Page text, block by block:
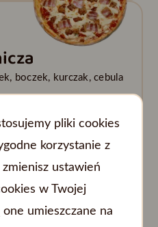
boczek, kurczak, cebula
pliki cookies
korzystanie z
ustawień
w Twojej
umieszczane na